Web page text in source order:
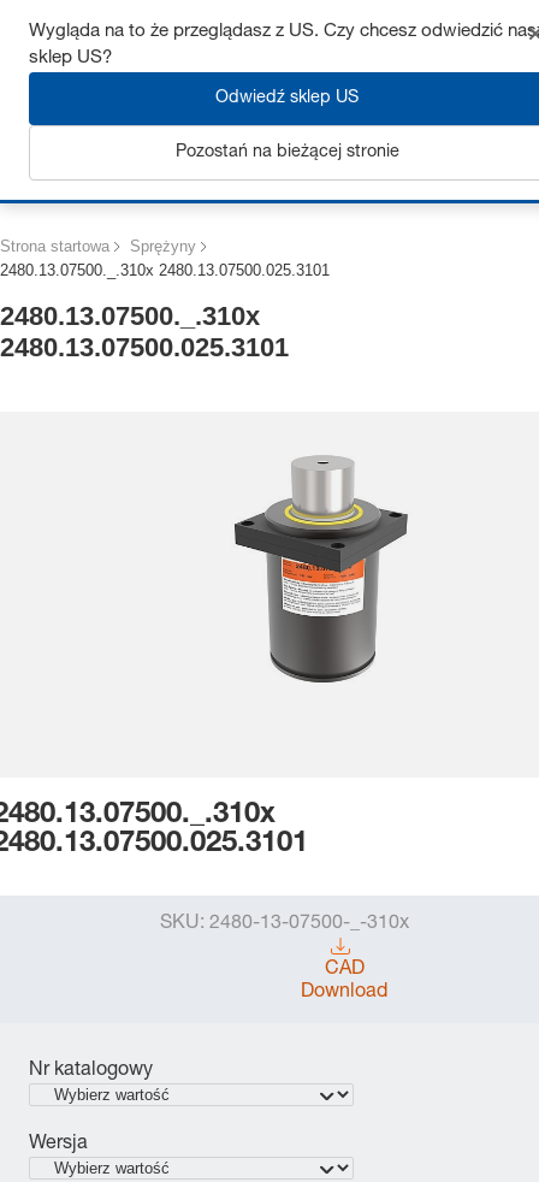
Uzyskaj do 7% zniżki – kliknij tutaj, aby dowiedzieć się więcej
Strona startowa
Sprężyny
2480.13.07500._.310x 2480.13.07500.025.3101
2480.13.07500._.310x
2480.13.07500.025.3101
SKU: 2480-13-07500-_-310x
CAD
Download
Nr katalogowy
Wersja
Wygląda na to że przeglądasz z US. Czy chcesz odwiedzić
sklep US?
Odwiedź sklep US
Pozostań na bieżącej stronie